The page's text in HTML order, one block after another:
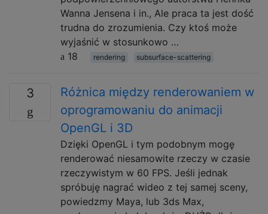
Wanna Jensena i in., Ale praca ta jest dość
trudna do zrozumienia. Czy ktoś może
wyjaśnić w stosunkowo …
18
rendering subsurface-scattering
3
Różnica między renderowaniem w
oprogramowaniu do animacji
OpenGL i 3D
Dzięki OpenGL i tym podobnym mogę
renderować niesamowite rzeczy w czasie
rzeczywistym w 60 FPS. Jeśli jednak
spróbuję nagrać wideo z tej samej sceny,
powiedzmy Maya, lub 3ds Max,